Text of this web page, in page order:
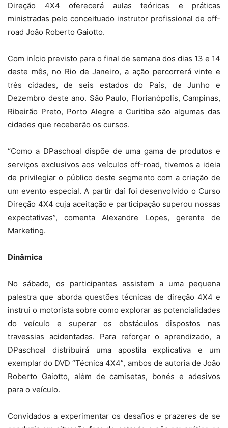
Direção 4X4 oferecerá aulas teóricas e práticas
ministradas pelo conceituado instrutor profissional de off-
road João Roberto Gaiotto.
Com início previsto para o final de semana dos dias 13 e 14
deste mês, no Rio de Janeiro, a ação percorrerá vinte e
três cidades, de seis estados do País, de Junho e
Dezembro deste ano. São Paulo, Florianópolis, Campinas,
Ribeirão Preto, Porto Alegre e Curitiba são algumas das
cidades que receberão os cursos.
“Como a DPaschoal dispõe de uma gama de produtos e
serviços exclusivos aos veículos off-road, tivemos a ideia
de privilegiar o público deste segmento com a criação de
um evento especial. A partir daí foi desenvolvido o Curso
Direção 4X4 cuja aceitação e participação superou nossas
expectativas”, comenta Alexandre Lopes, gerente de
Marketing.
Dinâmica
No sábado, os participantes assistem a uma pequena
palestra que aborda questões técnicas de direção 4X4 e
instrui o motorista sobre como explorar as potencialidades
do veículo e superar os obstáculos dispostos nas
travessias acidentadas. Para reforçar o aprendizado, a
DPaschoal distribuirá uma apostila explicativa e um
exemplar do DVD “Técnica 4X4”, ambos de autoria de João
Roberto Gaiotto, além de camisetas, bonés e adesivos
para o veículo.
Convidados a experimentar os desafios e prazeres de se